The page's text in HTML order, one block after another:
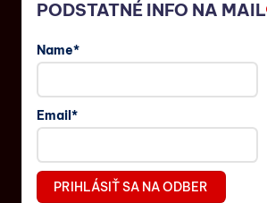
PODSTATNÉ INFO NA MAIL
Name*
Email*